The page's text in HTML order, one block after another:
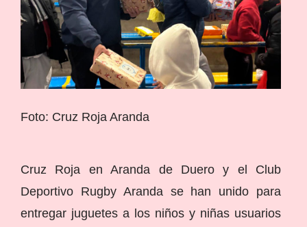
Foto: Cruz Roja Aranda
Cruz Roja en Aranda de Duero y el Club
Deportivo Rugby Aranda se han unido para
entregar juguetes a los niños y niñas usuarios